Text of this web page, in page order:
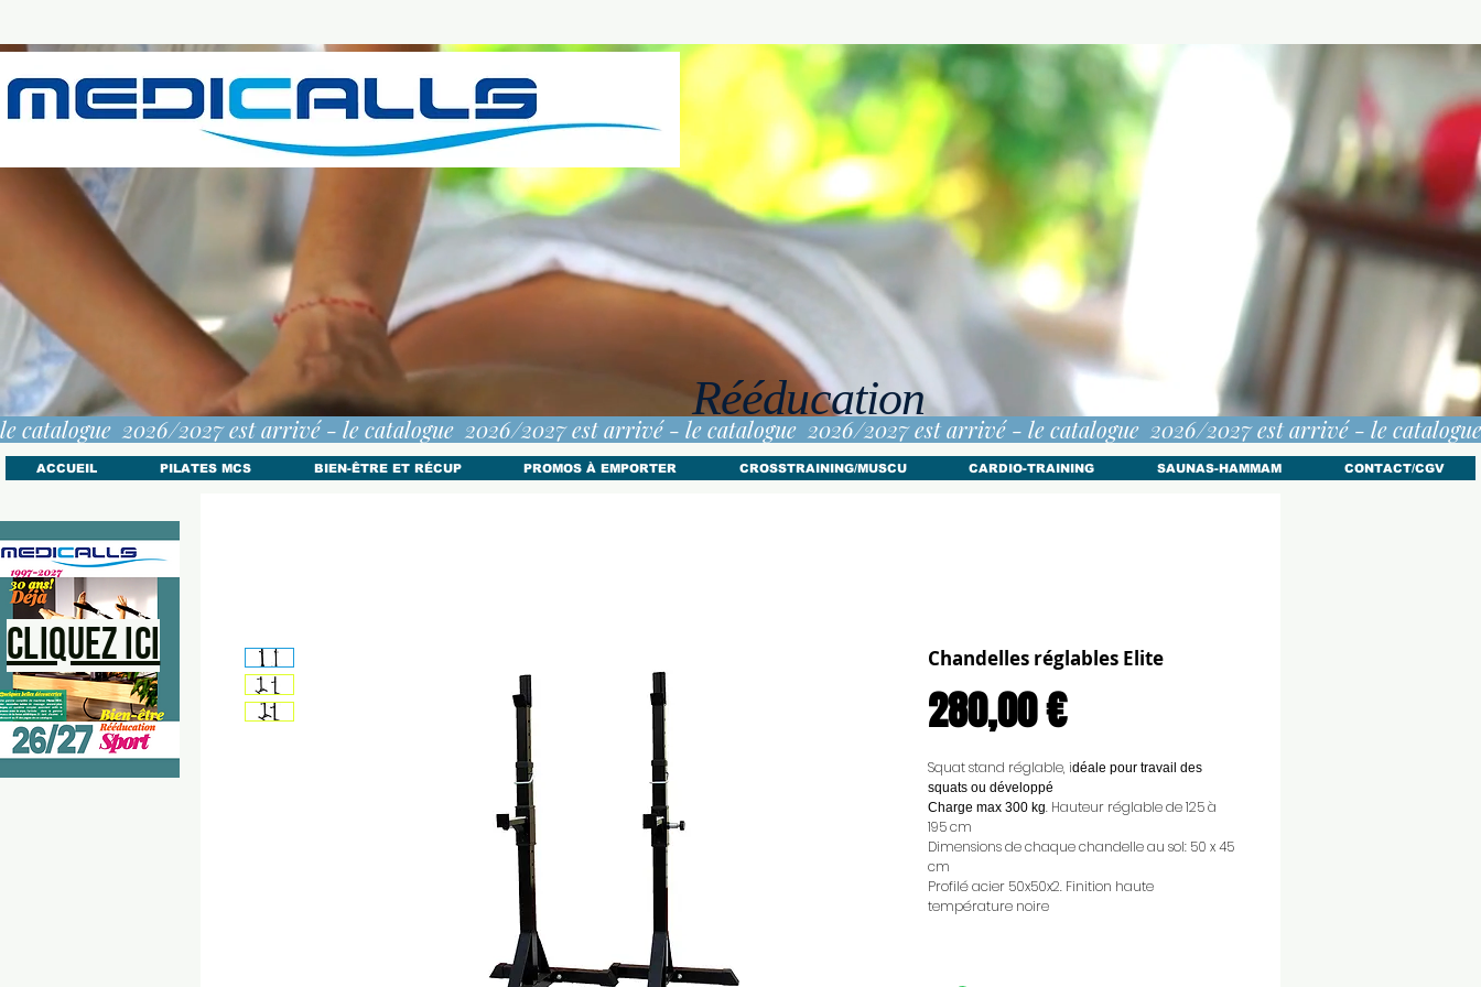
Rééducation
le catalogue  2026/2027 est arrivé -
ACCUEIL PILATES MCS BIEN-ÊTRE ET RÉCUP PROMOS À EMPORTER CROSSTRAINING/MUSCU CARDIO-TRAINING SAUNAS-HAMMAM CONTACT/CGV
Chandelles réglables Elite
280,00 €Prix
Squat stand réglable, idéale pour travail des
squats ou développé
Charge max 300 kg. Hauteur réglable de 125 à
195 cm
Dimensions de chaque chandelle au sol: 50 x 45
cm
Profilé acier 50x50x2. Finition haute
température noire
Cliquez ici